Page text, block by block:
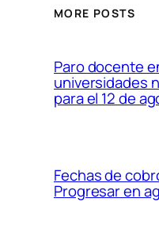
MORE POSTS
Paro docente
universidades
para el 12 de
Fechas de
Progresar en